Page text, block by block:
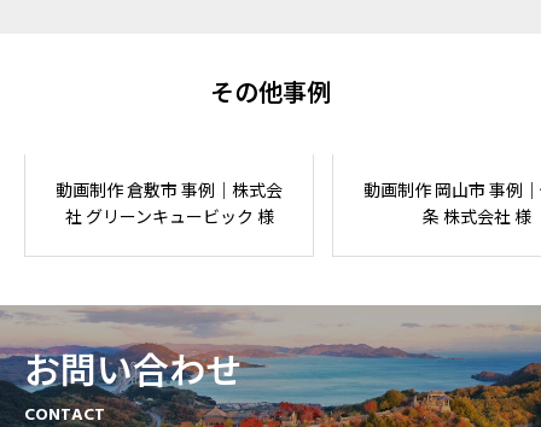
その他事例
動画制作 倉敷市 事例｜株式会
社 グリーンキュービック 様
動画制作 岡山市 事例
条 株式会社 様
お問い合わせ
CONTACT